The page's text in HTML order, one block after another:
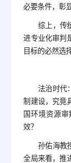
必要条件，彰
综上，传
进专业化审判
目标的必然选
法治时代
制建设，究竟
国环境资源
效？
孙佑海教
全局来看，推